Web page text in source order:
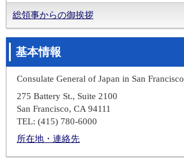
総領事からの御挨拶
基本情報
Consulate General of Japan in San Francisco
275 Battery St., Suite 2100
San Francisco, CA 94111
TEL: (415) 780-6000
所在地・連絡先